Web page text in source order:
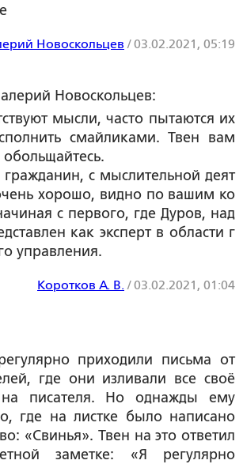
Новоскольцев /03.02.2021, 05:19
Новоскольцев:
мысли, часто пытаются их
смайликами. Твен вам
гражданин, с мыслительной деят
хорошо, видно по вашим ко
с первого, где Дуров, над
как эксперт в области г
управления.
Коротков А. В./03.02.2021, 01:04
приходили письма от
где они изливали все своё
на писателя. Но однажды ему
где на листке было написано
«Свинья». Твен на это ответил
заметке: «Я регулярно